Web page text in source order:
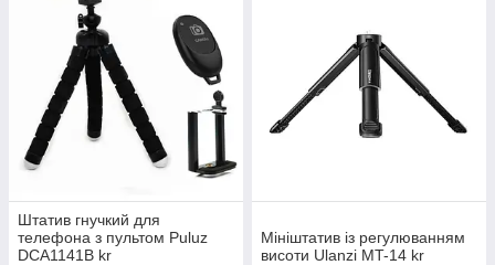
Штатив гнучкий для
телефона з пультом Puluz
DCA1141B kr
Мініштатив із регулюванням
висоти Ulanzi MT-14 kr